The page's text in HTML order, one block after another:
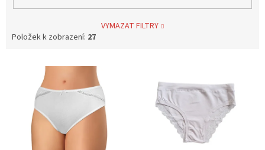
VYMAZAT FILTRY
Položek k zobrazení: 27